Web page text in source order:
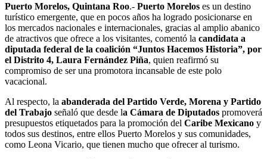
Puerto Morelos, Quintana Roo.- Puerto Morelos es un destino
turístico emergente, que en pocos años ha logrado posicionarse en
los mercados nacionales e internacionales, gracias al amplio abanico
de atractivos que ofrece a los visitantes, comentó la candidata a
diputada federal de la coalición “Juntos Hacemos Historia”, por
el Distrito 4, Laura Fernández Piña, quien reafirmó su
compromiso de ser una promotora incansable de este polo
vacacional.
Al respecto, la abanderada del Partido Verde, Morena y Partido
del Trabajo señaló que desde la Cámara de Diputados promoverá
presupuestos etiquetados para la promoción del Caribe Mexicano y
todos sus destinos, entre ellos Puerto Morelos y sus comunidades,
como Leona Vicario, que tienen mucho que ofrecer al turismo.